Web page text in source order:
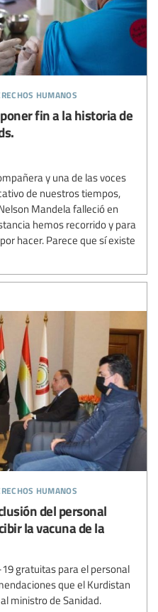
humanos
fin a la historia de
y una de las voces
de nuestros tiempos,
Mandela falleció en
hemos recorrido y para
hacer. Parece que sí existe
humanos
del personal
la vacuna de la
gratuitas para el personal
que el Kurdistan
ministro de Sanidad.